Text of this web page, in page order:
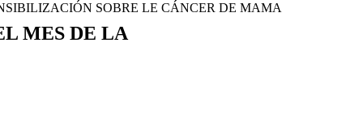
SOBRE LE CÁNCER DE MAMA
MES DE LA